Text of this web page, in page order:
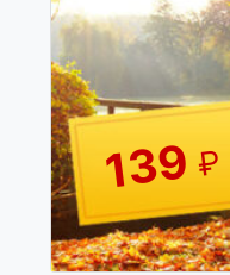
139₽